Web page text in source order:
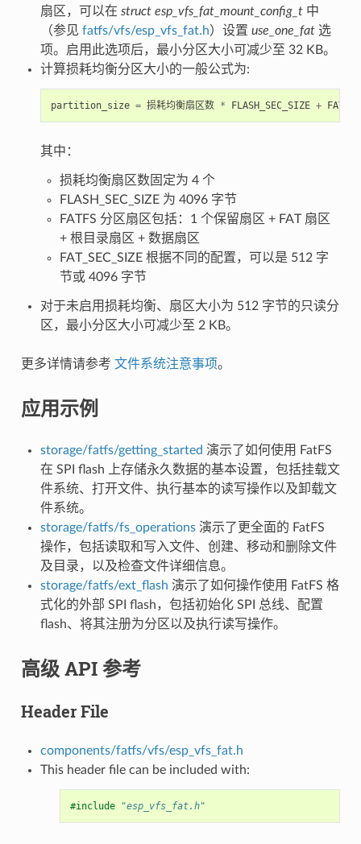
扇区，可以在 struct esp_vfs_fat_mount_config_t中
（参见 fatfs/vfs/esp_vfs_fat.h）设置 use_one_fat选
项。启用此选项后，最小分区大小可减少至 32 KB。
计算损耗均衡分区大小的一般公式为:
partition_size = 损耗均衡扇区数 * FLASH_SEC_SIZE + FATFS
其中：
损耗均衡扇区数固定为 4 个
FLASH_SEC_SIZE 为 4096 字节
FATFS 分区扇区包括：1 个保留扇区 + FAT 扇区
+ 根目录扇区 + 数据扇区
FAT_SEC_SIZE 根据不同的配置，可以是 512 字
节或 4096 字节
对于未启用损耗均衡、扇区大小为 512 字节的只读分
区，最小分区大小可减少至 2 KB。
更多详情请参考 文件系统注意事项。
应用示例
storage/fatfs/getting_started 演示了如何使用 FatFS
在 SPI flash 上存储永久数据的基本设置，包括挂载文
件系统、打开文件、执行基本的读写操作以及卸载文
件系统。
storage/fatfs/fs_operations演示了更全面的 FatFS
操作，包括读取和写入文件、创建、移动和删除文件
及目录，以及检查文件详细信息。
storage/fatfs/ext_flash 演示了如何操作使用 FatFS 格
式化的外部 SPI flash，包括初始化 SPI 总线、配置
flash、将其注册为分区以及执行读写操作。
高级 API 参考
Header File
components/fatfs/vfs/esp_vfs_fat.h
This header file can be included with:
#include "esp_vfs_fat.h"